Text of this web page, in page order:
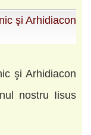
şi Arhidiacon
şi Arhidiacon
nostru Iisus